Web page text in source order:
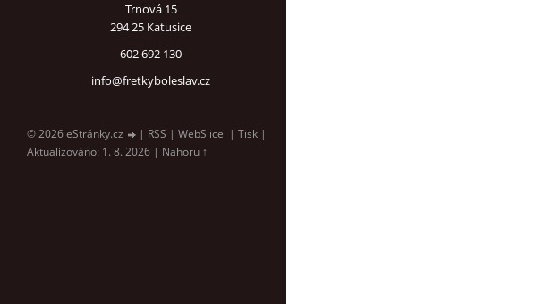
Trnová 15
294 25 Katusice
602 692 130
info@fretkyboleslav.cz
© 2026 eStránky.cz | RSS | WebSlice | Tisk |
Aktualizováno: 1. 8. 2026 | Nahoru ↑